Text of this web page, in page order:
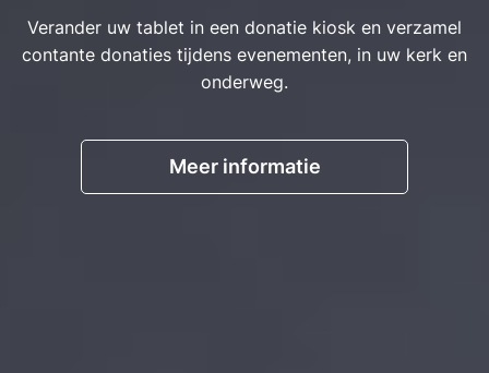
Verander uw tablet in een donatie kiosk en verzamel
contante donaties tijdens evenementen, in uw kerk en
onderweg.
Meer informatie